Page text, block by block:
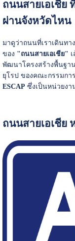
ถนนสายเอเชีย
ผ่านจังหวัดไหน
มาดูว่าถนนที่เราเดินทา
ของ "ถนนสายเอเชีย"
พัฒนาโครงสร้างพื้นฐา
ยุโรป ของคณะกรรมกา
ESCAP ซึ่งเป็นหน่วยง
ถนนสายเอเชีย